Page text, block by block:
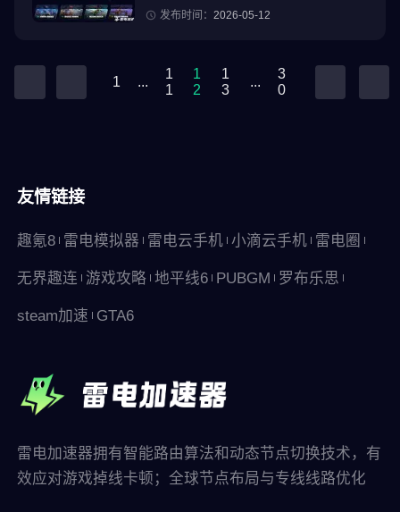
发布时间： 2026-05-12
1 ...
1
1
1
2
1
3
...
3
0
友情链接
趣氪8 雷电模拟器 雷电云手机 小滴云手机 雷电圈
无界趣连 游戏攻略 地平线6 PUBGM 罗布乐思
steam加速 GTA6
雷电加速器拥有智能路由算法和动态节点切换技术，有
效应对游戏掉线卡顿；全球节点布局与专线线路优化